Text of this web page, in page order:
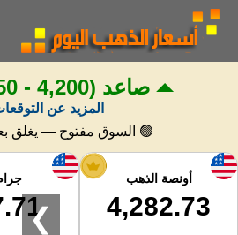
الرئيسية
سعر الذهب
اسعار الفضه
حاسبة الذهب
صاعد (4,200 - 4,350 USD)
المزيد عن
🟢 السوق مفتوح — يغلق
أونصة الذهب
4,282.73
جرام
❯